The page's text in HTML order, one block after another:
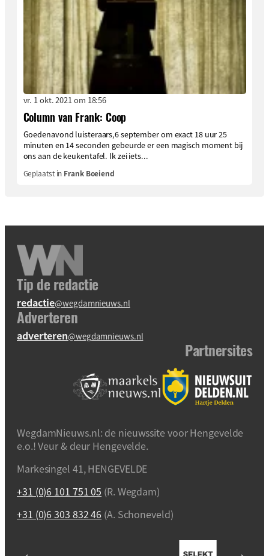
vr. 1 okt. 2021 om 18:56
Column van Frank: Coop
Goedenavond luisteraars,6 september om exact 18 uur 25
minuten en 14 seconden gebeurde er een magisch moment bij
ons aan de keukentafel. Ik zei iets...
Geplaatst in Frank Boeiend
Tip de redactie
redactie@wegdamnieuws.nl
Adverteren
adverteren@wegdamnieuws.nl
Partnersites
WegdamNieuws.nl: de nieuwssite voor Hengevelde
e.o.! Veur & deur Hengevelde.
Markesingel 41, HENGEVELDE
+31 (0)6 101 751 05 (R. Wegdam)
+31 (0)6 303 832 46 (A. Schoneveld)